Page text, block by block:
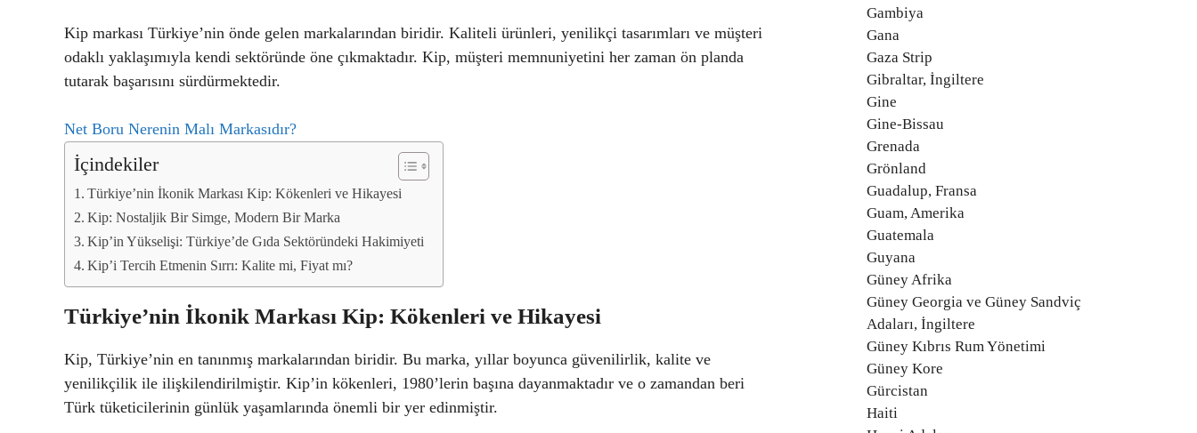
Kip markası Türkiye’nin önde gelen markalarından biridir. Kaliteli ürünleri, yenilikçi tasarımları ve müşteri
odaklı yaklaşımıyla kendi sektöründe öne çıkmaktadır. Kip, müşteri memnuniyetini her zaman ön planda
tutarak başarısını sürdürmektedir.
Net Boru Nerenin Malı Markasıdır?
İçindekiler
Türkiye’nin İkonik Markası Kip: Kökenleri ve Hikayesi
Kip: Nostaljik Bir Simge, Modern Bir Marka
Kip’in Yükselişi: Türkiye’de Gıda Sektöründeki Hakimiyeti
Kip’i Tercih Etmenin Sırrı: Kalite mi, Fiyat mı?
Türkiye’nin İkonik Markası Kip: Kökenleri ve Hikayesi
Kip, Türkiye’nin en tanınmış markalarından biridir. Bu marka, yıllar boyunca güvenilirlik, kalite ve
yenilikçilik ile ilişkilendirilmiştir. Kip’in kökenleri, 1980’lerin başına dayanmaktadır ve o zamandan beri
Türk tüketicilerinin günlük yaşamlarında önemli bir yer edinmiştir.
Gambiya
Gana
Gaza Strip
Gibraltar, İngiltere
Gine
Gine-Bissau
Grenada
Grönland
Guadalup, Fransa
Guam, Amerika
Guatemala
Guyana
Güney Afrika
Güney Georgia ve Güney Sandviç
Adaları, İngiltere
Güney Kıbrıs Rum Yönetimi
Güney Kore
Gürcistan
Haiti